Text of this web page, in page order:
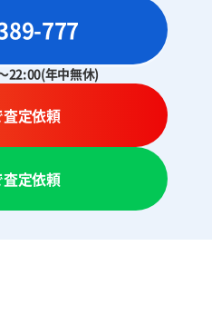
777
22:00(年中無休)
定依頼
定依頼